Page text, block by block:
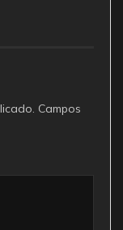
Campos